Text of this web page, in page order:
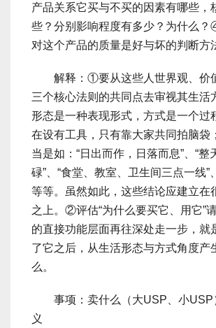
产品关系它买与不买的因素有哪些，
些？分别影响程度有多少？为什么
对这个产品的质量是好与坏的判断方
解释：①要从这些人世界观、价
三个核心法则的共同点去审视其生活
形态是一种表现形式，方式是一个过
在设有工具，只有靠大家共同拍脑袋
当是如：“日出而作，日落而息”、“整
碌”、“食堂、教室、卫生间三点一线”
等等。虽然如此，这些结论应建立在
之上。②评估“为什么要买它、用它”
的直接功能层面再往深处走一步，就
了它之后，从生活形态与方式角度产
么。
事项：卖什么（大USP、小
义